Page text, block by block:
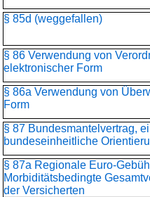
§ 85d (weggefallen)
§ 86 Verwendung von
elektronischer Form
§ 86a Verwendung von
Form
§ 87 Bundesmantelvertrag,
bundeseinheitliche
§ 87a Regionale Euro-
Morbiditätsbedingte
der Versicherten